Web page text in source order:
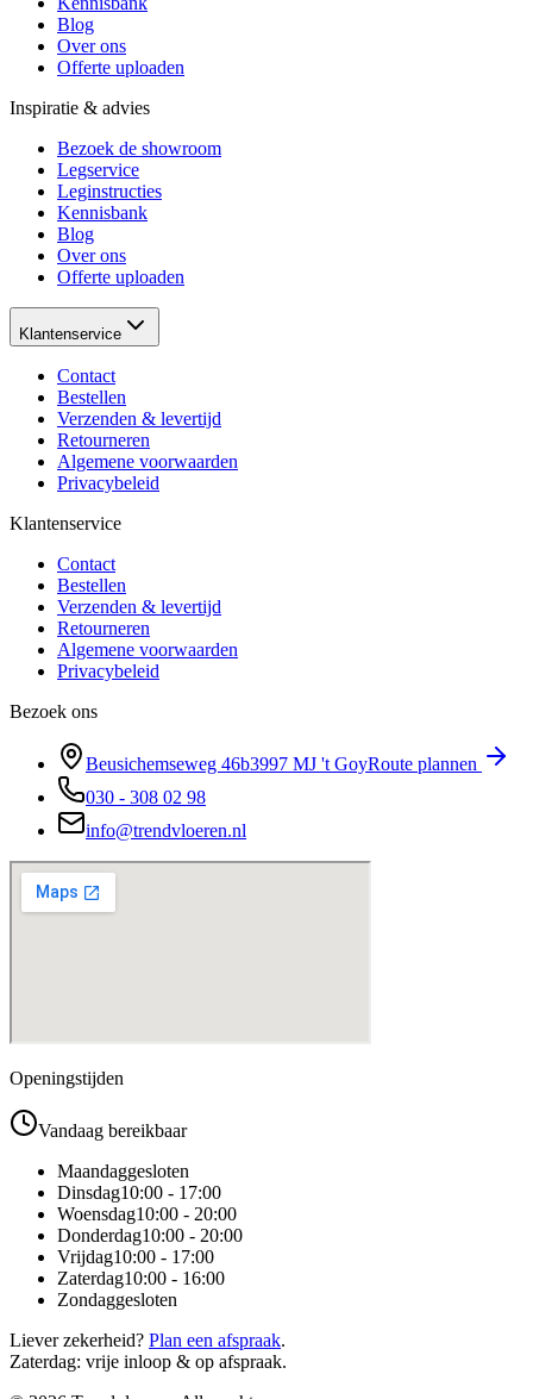
Blog
Over ons
Offerte uploaden
Inspiratie & advies
Bezoek de showroom
Legservice
Leginstructies
Kennisbank
Blog
Over ons
Offerte uploaden
Klantenservice
Contact
Bestellen
Verzenden & levertijd
Retourneren
Algemene voorwaarden
Privacybeleid
Klantenservice
Contact
Bestellen
Verzenden & levertijd
Retourneren
Algemene voorwaarden
Privacybeleid
Bezoek ons
Beusichemseweg 46b3997 MJ 't GoyRoute plannen
030 - 308 02 98
info@trendvloeren.nl
Openingstijden
Vandaag bereikbaar
Maandaggesloten
Dinsdag10:00 - 17:00
Woensdag10:00 - 20:00
Donderdag10:00 - 20:00
Vrijdag10:00 - 17:00
Zaterdag10:00 - 16:00
Zondaggesloten
Liever zekerheid? Plan een afspraak.
Zaterdag: vrije inloop & op afspraak.